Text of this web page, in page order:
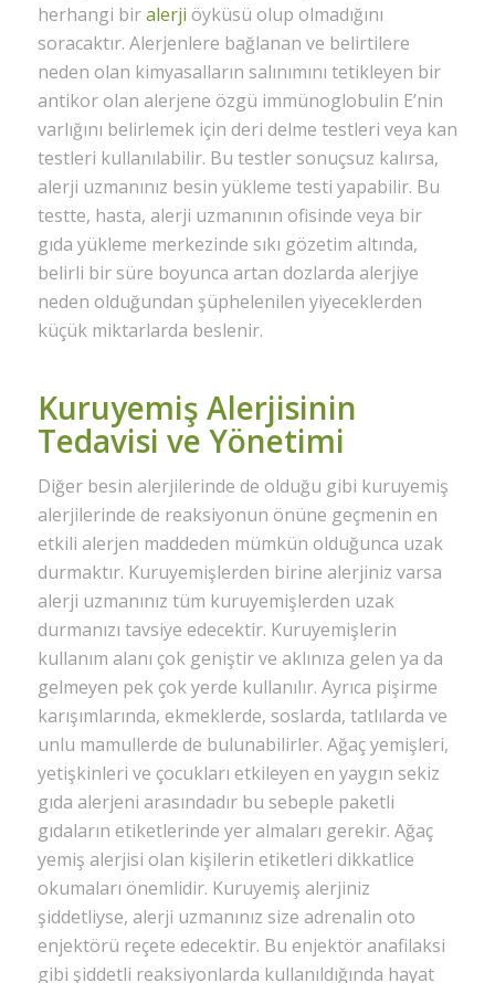
herhangi biralerji öyküsü olup olmadığını
soracaktır. Alerjenlere bağlanan ve belirtilere
neden olan kimyasalların salınımını tetikleyen bir
antikor olan alerjene özgü immünoglobulin E’nin
varlığını belirlemek için deri delme testleri veya kan
testleri kullanılabilir. Bu testler sonuçsuz kalırsa,
alerji uzmanınız besin yükleme testi yapabilir. Bu
testte, hasta, alerji uzmanının ofisinde veya bir
gıda yükleme merkezinde sıkı gözetim altında,
belirli bir süre boyunca artan dozlarda alerjiye
neden olduğundan şüphelenilen yiyeceklerden
küçük miktarlarda beslenir.
Kuruyemiş Alerjisinin
Tedavisi ve Yönetimi
Diğer besin alerjilerinde de olduğu gibi kuruyemiş
alerjilerinde de reaksiyonun önüne geçmenin en
etkili alerjen maddeden mümkün olduğunca uzak
durmaktır. Kuruyemişlerden birine alerjiniz varsa
alerji uzmanınız tüm kuruyemişlerden uzak
durmanızı tavsiye edecektir. Kuruyemişlerin
kullanım alanı çok geniştir ve aklınıza gelen ya da
gelmeyen pek çok yerde kullanılır. Ayrıca pişirme
karışımlarında, ekmeklerde, soslarda, tatlılarda ve
unlu mamullerde de bulunabilirler. Ağaç yemişleri,
yetişkinleri ve çocukları etkileyen en yaygın sekiz
gıda alerjeni arasındadır bu sebeple paketli
gıdaların etiketlerinde yer almaları gerekir. Ağaç
yemiş alerjisi olan kişilerin etiketleri dikkatlice
okumaları önemlidir. Kuruyemiş alerjiniz
şiddetliyse, alerji uzmanınız size adrenalin oto
enjektörü reçete edecektir. Bu enjektör anafilaksi
gibi şiddetli reaksiyonlarda kullanıldığında hayat